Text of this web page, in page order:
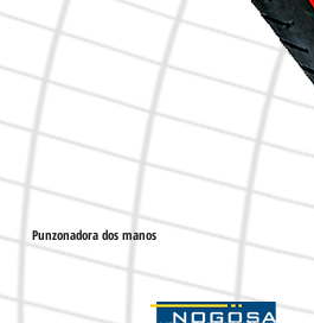
Punzonadora dos manos